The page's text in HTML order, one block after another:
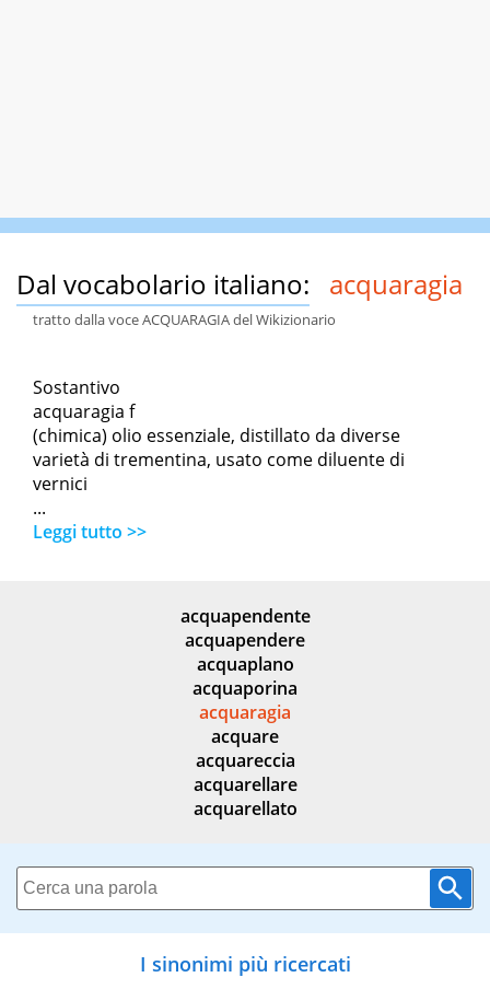
Dal vocabolario italiano: acquaragia
tratto dalla voce ACQUARAGIA del Wikizionario
Sostantivo
acquaragia f
(chimica) olio essenziale, distillato da diverse
varietà di trementina, usato come diluente di
vernici
...
Leggi tutto >>
acquapendente
acquapendere
acquaplano
acquaporina
acquaragia
acquare
acquareccia
acquarellare
acquarellato
I sinonimi più ricercati